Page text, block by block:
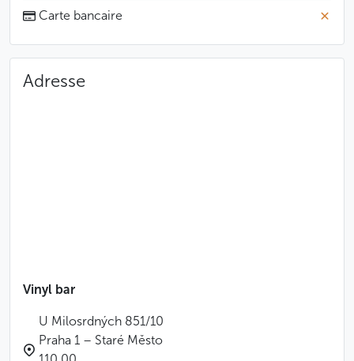
Carte bancaire
Adresse
Vinyl bar
U Milosrdných 851/10
Praha 1 – Staré Město